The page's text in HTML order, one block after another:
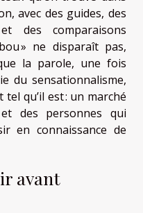
avec des guides, des
des comparaisons
» ne disparaît pas,
la parole, une fois
du sensationnalisme,
qu’il est : un marché
des personnes qui
en connaissance de
avant